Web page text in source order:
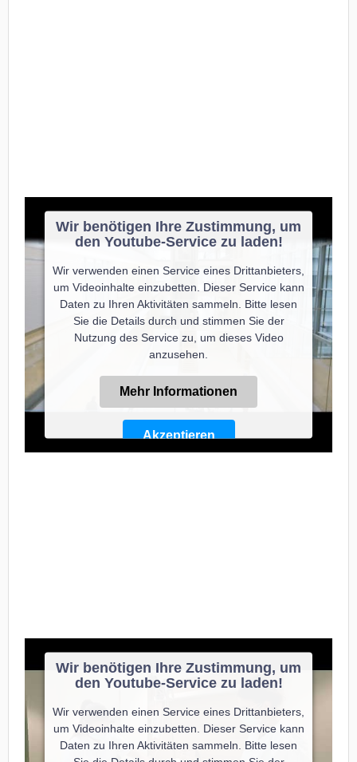
Wir benötigen Ihre Zustimmung, um
den Youtube-Service zu laden!
Wir verwenden einen Service eines Drittanbieters,
um Videoinhalte einzubetten. Dieser Service kann
Daten zu Ihren Aktivitäten sammeln. Bitte lesen
Sie die Details durch und stimmen Sie der
Nutzung des Service zu, um dieses Video
anzusehen.
Mehr Informationen
Akzeptieren
Wir benötigen Ihre Zustimmung, um
den Youtube-Service zu laden!
Wir verwenden einen Service eines Drittanbieters,
um Videoinhalte einzubetten. Dieser Service kann
Daten zu Ihren Aktivitäten sammeln. Bitte lesen